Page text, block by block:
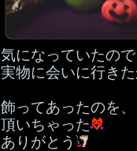
気になっていたので
実物に会いに行き
飾ってあったのを、
頂いちゃった
ありがとう